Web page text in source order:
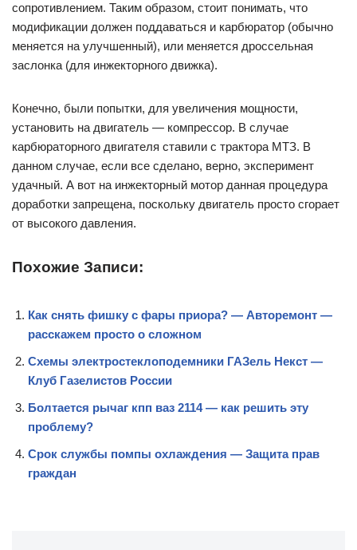
сопротивлением. Таким образом, стоит понимать, что
модификации должен поддаваться и карбюратор (обычно
меняется на улучшенный), или меняется дроссельная
заслонка (для инжекторного движка).
Конечно, были попытки, для увеличения мощности,
установить на двигатель — компрессор. В случае
карбюраторного двигателя ставили с трактора МТЗ. В
данном случае, если все сделано, верно, эксперимент
удачный. А вот на инжекторный мотор данная процедура
доработки запрещена, поскольку двигатель просто сгорает
от высокого давления.
Похожие Записи:
Как снять фишку с фары приора? — Авторемонт —
расскажем просто о сложном
Схемы электростеклоподемники ГАЗель Некст —
Клуб Газелистов России
Болтается рычаг кпп ваз 2114 — как решить эту
проблему?
Срок службы помпы охлаждения — Защита прав
граждан